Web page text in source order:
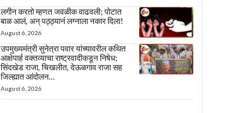
लगीन करतो म्हणत जवळीक वाढवली; पोटात
बाळ आलं, अन् पठ्ठ्यानं लग्नाला नकार दिला!
August 6, 2026
उपमुख्यमंत्री सुनेत्रा पवार यांच्यावरील कथित
आक्षेपार्ह वक्तव्याचा राष्ट्रवादीकडून निषेध;
सिंदखेड राजा, चिखलीत, देऊळगाव राजा सह
जिल्ह्यात आंदोलन…
August 6, 2026